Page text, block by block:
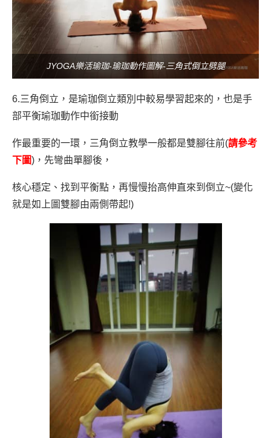
JYOGA樂活瑜珈-瑜珈動作圖解-三角式倒立劈腿
6.三角倒立，是瑜珈倒立類別中較易學習起來的，也是手
部平衡瑜珈動作中銜接動
作最重要的一環，三角倒立教學一般都是雙腳往前(請參考
下圖)，先彎曲單腳後，
核心穩定、找到平衡點，再慢慢抬高伸直來到倒立~(變化
就是如上圖雙腳由兩側帶起!)